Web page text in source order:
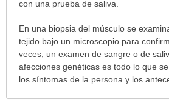
con una prueba de saliva.
En una biopsia del músculo se
tejido bajo un microscopio para
veces, un examen de sangre o de
afecciones genéticas es todo lo que
los síntomas de la persona y los